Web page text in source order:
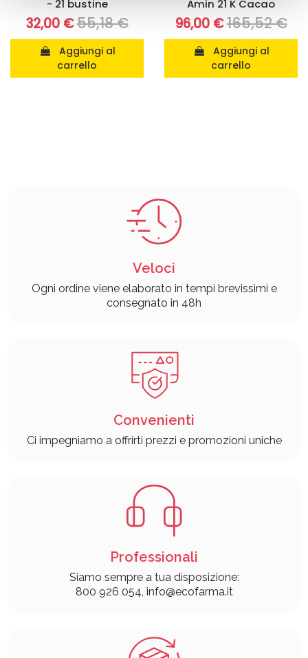
raccolto dal suo utilizzo dei loro servizi.
- 21 bustine
32,00 €55,18 €
carrello
Amin 21 K Cacao
96,00 €165,52 €
carrello
Veloci
Ogni ordine viene elaborato in tempi brevissimi e
consegnato in 48h
Convenienti
Ci impegniamo a offrirti prezzi e promozioni uniche
Professionali
Siamo sempre a tua disposizione:
800 926 054, info@ecofarma.it